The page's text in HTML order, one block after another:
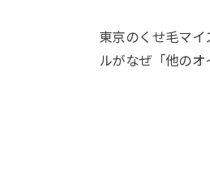
東京のくせ毛マ
ルがなぜ「他の